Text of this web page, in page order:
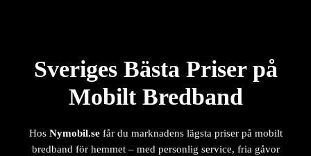
Sveriges Bästa Priser på
Mobilt Bredband
Hos Nymobil.sefår du marknadens lägsta priser på mobilt
bredband för hemmet – med personlig service, fria gåvor